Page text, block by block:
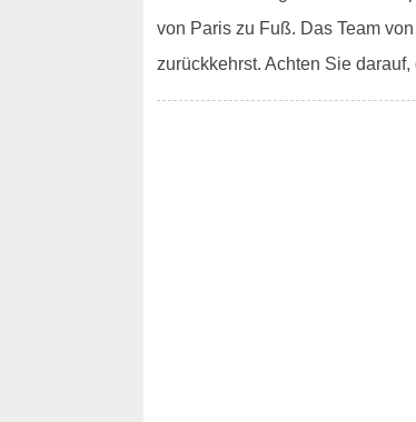
von Paris zu Fuß. Das Team
zurückkehrst. Achten Sie